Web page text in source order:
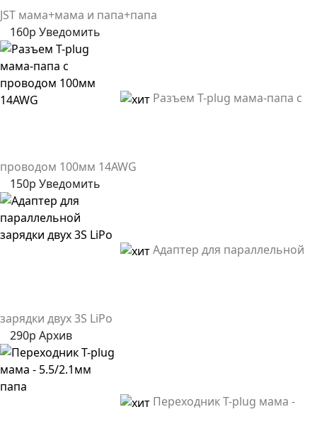
JST мама+мама и папа+папа
160р Уведомить
Разъем T-plug мама-папа с
проводом 100мм 14AWG
150р Уведомить
Адаптер для параллельной
зарядки двух 3S LiPo
290р Архив
Переходник T-plug мама -